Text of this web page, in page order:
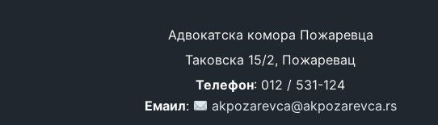
Адвокатска комора Пожаревца
Таковска 15/2, Пожаревац
Телефон: 012 / 531-124
Емаил: akpozarevca@akpozarevca.rs